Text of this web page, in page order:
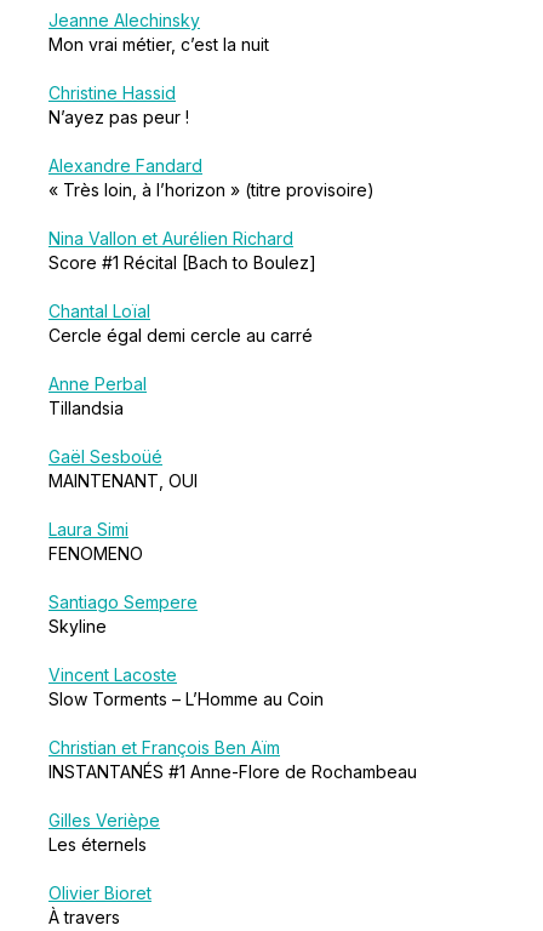
Jeanne Alechinsky
Mon vrai métier, c’est la nuit
Christine Hassid
N’ayez pas peur !
Alexandre Fandard
« Très loin, à l’horizon » (titre provisoire)
Nina Vallon et Aurélien Richard
Score #1 Récital [Bach to Boulez]
Chantal Loïal
Cercle égal demi cercle au carré
Anne Perbal
Tillandsia
Gaël Sesboüé
MAINTENANT, OUI
Laura Simi
FENOMENO
Santiago Sempere
Skyline
Vincent Lacoste
Slow Torments – L’Homme au Coin
Christian et François Ben Aïm
INSTANTANÉS #1 Anne-Flore de Rochambeau
Gilles Verièpe
Les éternels
Olivier Bioret
À travers